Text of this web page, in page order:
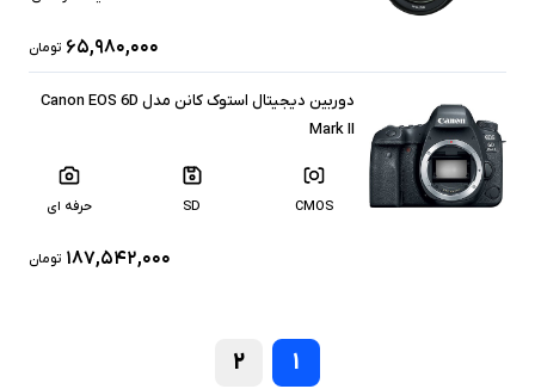
۶۵,۹۸۰,۰۰۰ تومان
دوربین دیجیتال استوک کانن مدل Canon EOS 6D
Mark II
CMOS
SD حرفه ای
۱۸۷,۵۴۲,۰۰۰ تومان
۱ ۲